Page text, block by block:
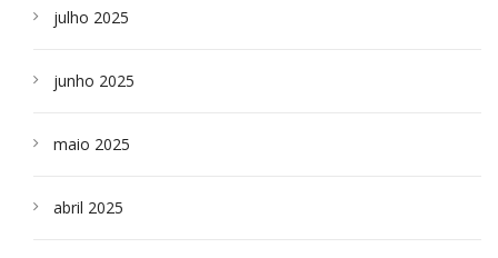
julho 2025
junho 2025
maio 2025
abril 2025